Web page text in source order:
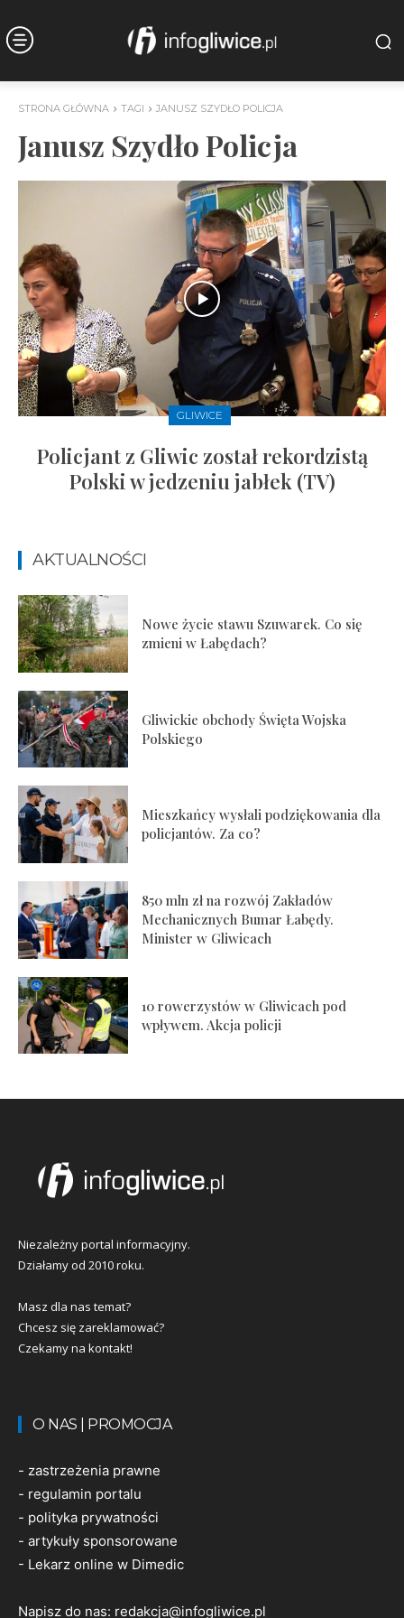
STRONA GŁÓWNA TAGI JANUSZ SZYDŁO POLICJA
Janusz Szydło Policja
GLIWICE
Policjant z Gliwic został rekordzistą
Polski w jedzeniu jabłek (TV)
AKTUALNOŚCI
Nowe życie stawu Szuwarek. Co się
zmieni w Łabędach?
Gliwickie obchody Święta Wojska
Polskiego
Mieszkańcy wysłali podziękowania dla
policjantów. Za co?
850 mln zł na rozwój Zakładów
Mechanicznych Bumar Łabędy.
Minister w Gliwicach
10 rowerzystów w Gliwicach pod
wpływem. Akcja policji
Niezależny portal informacyjny.
Działamy od 2010 roku.
Masz dla nas temat?
Chcesz się zareklamować?
Czekamy na kontakt!
O NAS | PROMOCJA
- zastrzeżenia prawne
- regulamin portalu
- polityka prywatności
- artykuły sponsorowane
- Lekarz online w Dimedic
Napisz do nas: redakcja@infogliwice.pl